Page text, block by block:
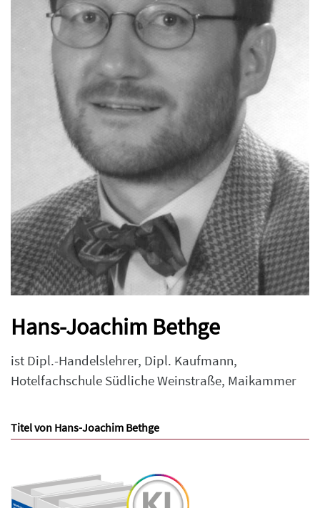
Hans-Joachim Bethge
ist Dipl.-Handelslehrer, Dipl. Kaufmann,
Hotelfachschule Südliche Weinstraße, Maikammer
Titel von Hans-Joachim Bethge